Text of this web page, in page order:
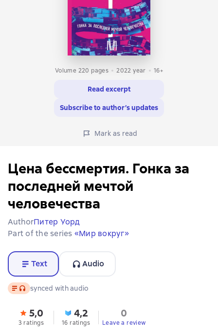
Volume 220 pages 2022 year 16+
Read excerpt
Subscribe to author’s updates
Mark as read
Цена бессмертия. Гонка за
последней мечтой
человечества
AuthorПитер Уорд
Part of the series «Мир вокруг»
Text Audio
Text, audio format available
synced with audio
5,0
3 ratings
4,2
16 ratings
0
Leave a review